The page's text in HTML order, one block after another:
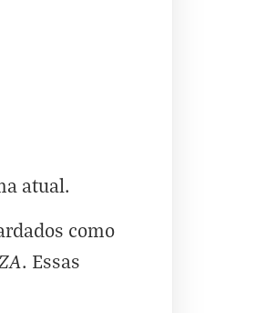
atual.
como
. Essas